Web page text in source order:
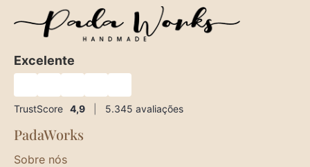
Excelente
TrustScore 4,9 5.345 avaliações
PadaWorks
Sobre nós